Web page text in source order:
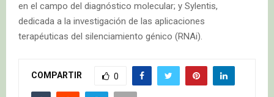
en el campo del diagnóstico molecular; y Sylentis,
dedicada a la investigación de las aplicaciones
terapéuticas del silenciamiento génico (RNAi).
COMPARTIR 0